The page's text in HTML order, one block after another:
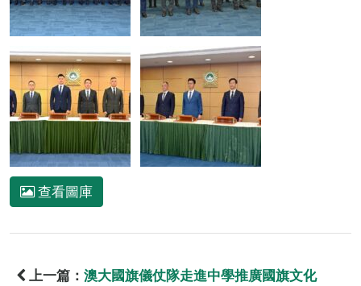
查看圖庫
上一篇： 澳大國旗儀仗隊走進中學推廣國旗文化